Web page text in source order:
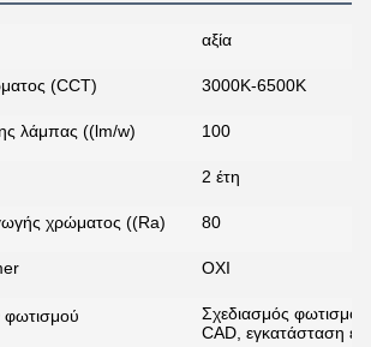
αξία
(CCT) 3000K-6500K
λάμπας ((lm/w) 100
2 έτη
χρώματος ((Ra) 80
ΟΧΙ
Σχεδιασμός
CAD, εγκατάσταση